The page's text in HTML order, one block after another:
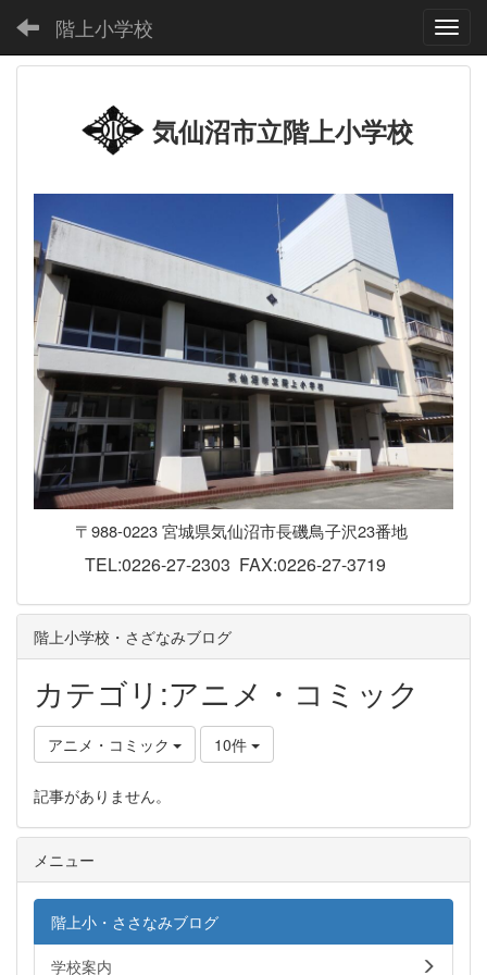
階上小学校
気仙沼市立階上小学校
〒988-0223 宮城県気仙沼市長磯鳥子沢23番地
TEL:0226-27-2303 FAX:0226-27-3719
階上小学校・さざなみブログ
カテゴリ:アニメ・コミック
アニメ・コミック 10件
記事がありません。
メニュー
階上小・ささなみブログ
学校案内